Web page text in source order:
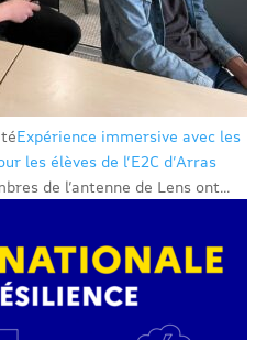
Expérience immersive avec les
les élèves de l’E2C d’Arras
de l’antenne de Lens ont...